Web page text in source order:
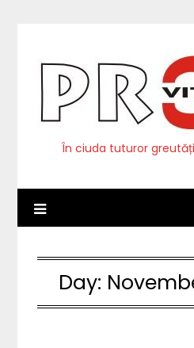
În ciuda tuturor
Day: